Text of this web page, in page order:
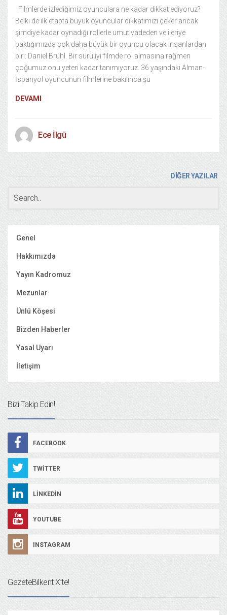
Filmlerde izlediğimiz oyunculara ne kadar dikkat ediyoruz?
Belki de ilk etapta büyük oyuncular dikkatimizi çeker ancak
şimdiye kadar oynadığı rollerle umut vadeden ve ileriye
baktığımızda çok daha büyük bir oyuncu olacak insanlardan
biri: Daniel Brühl. Bir sürü iyi filmde rol almasına rağmen
çoğumuz onu yeteri kadar tanımıyoruz. 36 yaşındaki Alman-
İspanyol oyuncunun filmlerine bakılınca şu
DEVAMI
Ece İlgü
DİĞER YAZILAR
Genel
Hakkımızda
Yayın Kadromuz
Mezunlar
Ünlü Köşesi
Bizden Haberler
Yasal Uyarı
İletişim
Bizi Takip Edin!
FACEBOOK
TWITTER
LINKEDIN
YOUTUBE
INSTAGRAM
GazeteBilkent X’te!